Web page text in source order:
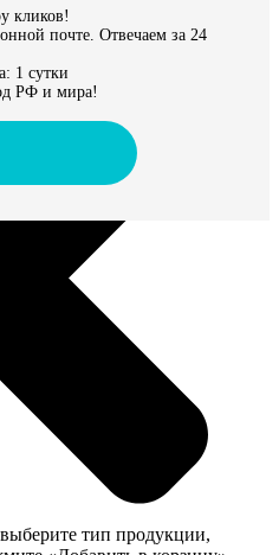
кликов!
почте. Отвечаем за 24
1 сутки
РФ и мира!
тип продукции,